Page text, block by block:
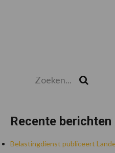
Recente berichten
Belastingdienst publiceert